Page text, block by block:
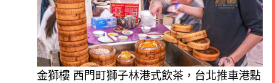
金獅樓 西門町獅子林港式飲茶，台北推車港點